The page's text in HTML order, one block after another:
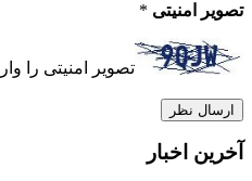
تصویر امنیتی *
تصویر امنیتی را
آخرین اخبار